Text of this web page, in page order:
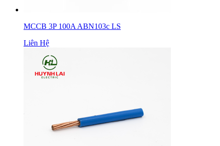
MCCB 3P 100A ABN103c LS
Liên Hệ